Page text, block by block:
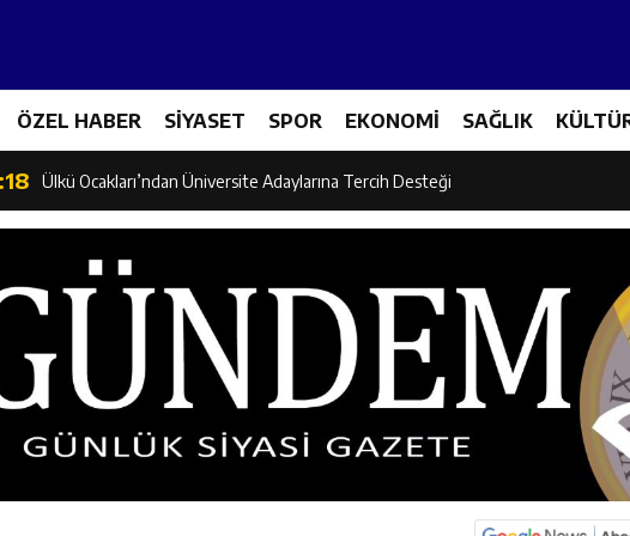
ÖZEL HABER SİYASET SPOR EKONOMİ SAĞLIK
Umre Ödüllü Bilgi Yarışmasının Kazananları Kutsal Topraklara Uğurlandı
Ülkü Ocakları’ndan Üniversite Adaylarına Tercih Desteği
Vali Yardımcıları Canpolat ve Kaya, Mehmet Zengin’in Cenaze Törenine Katıldı
Kaymakam Mehmet Furkan Taşkıran, Tamer Asansör’ün Açılışına Katıldı
Geleceğin Hafızlarına Ziyaret: Burhan İşliyen Erzincan’da Kur’an Kursu